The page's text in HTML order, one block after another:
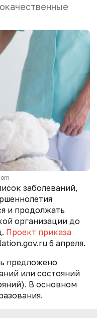
заболеваний,
и продолжать
организации до
Проект приказа
6 апреля.
предложено
или состояний
В основном